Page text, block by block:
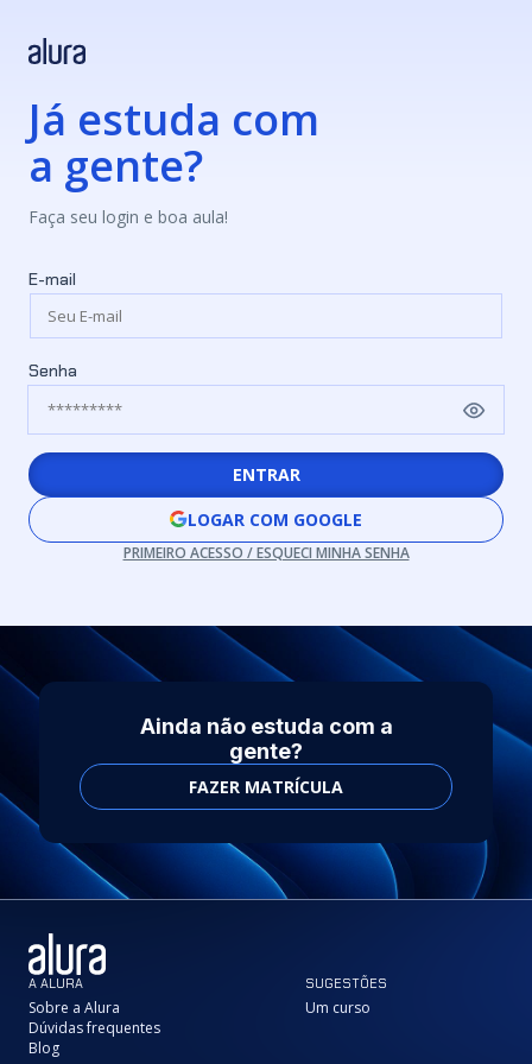
Já estuda com
a gente?
Faça seu login e boa aula!
E-mail
Senha
ENTRAR
LOGAR COM GOOGLE
PRIMEIRO ACESSO / ESQUECI MINHA SENHA
Ainda não estuda com a
gente?
FAZER MATRÍCULA
A ALURA
Sobre a Alura
Dúvidas frequentes
Blog
SUGESTÕES
Um curso